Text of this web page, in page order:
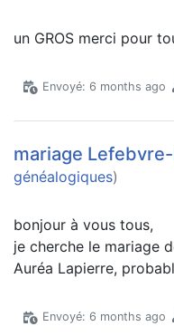
un GROS merci pour
Envoyé: 6 months ago
mariage
généalogiques)
bonjour à vous tous,
je cherche le mariage
Auréa Lapierre,
Envoyé: 6 months ago